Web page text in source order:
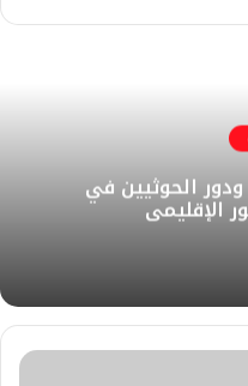
ودور الحوثيين في
الإقليمي